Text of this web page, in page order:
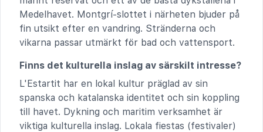
Medelhavet. Montgrí-slottet i närheten bjuder på
fin utsikt efter en vandring. Stränderna och
vikarna passar utmärkt för bad och vattensport.
Finns det kulturella inslag av särskilt intresse?
L'Estartit har en lokal kultur präglad av sin
spanska och katalanska identitet och sin koppling
till havet. Dykning och maritim verksamhet är
viktiga kulturella inslag. Lokala fiestas (festivaler)